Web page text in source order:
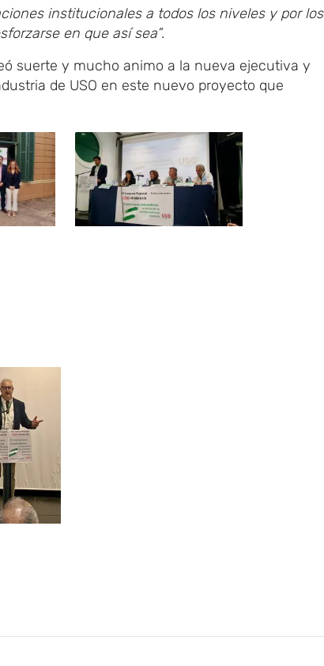
institucionales a todos los niveles y por los
en que así sea”.
suerte y mucho animo a la nueva ejecutiva y
de USO en este nuevo proyecto que